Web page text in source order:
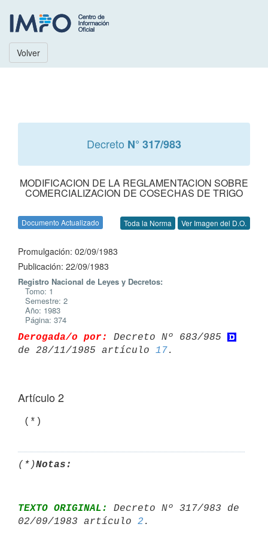
Volver
Decreto N° 317/983
MODIFICACION DE LA REGLAMENTACION SOBRE
COMERCIALIZACION DE COSECHAS DE TRIGO
Documento Actualizado Toda la Norma Ver Imagen del D.O.
Promulgación: 02/09/1983
Publicación: 22/09/1983
Registro Nacional de Leyes y Decretos:
Tomo: 1
Semestre: 2
Año: 1983
Página: 374
Derogada/o por:
Decreto Nº 683/985
de 28/11/1985 artículo 17
Artículo 2
(*)Notas:
TEXTO ORIGINAL:
Decreto Nº 317/983 de
02/09/1983 artículo 2